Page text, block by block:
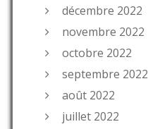
décembre 2022
novembre 2022
octobre 2022
septembre 2022
août 2022
juillet 2022